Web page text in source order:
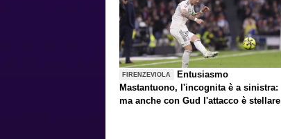
FIRENZEVIOLA
Entusiasmo
Mastantuono, l'incognita è a sinistra:
ma anche con Gud l'attacco è stellare